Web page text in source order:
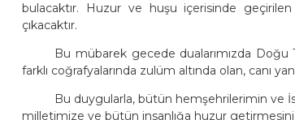
bulacaktır. Huzur ve huşu içerisinde
çıkacaktır.
Bu mübarek gecede dualarımızda Doğu
farklı coğrafyalarında zulüm altında olan, canı
Bu duygularla, bütün hemşehrilerimin ve
milletimize ve bütün insanlığa huzur getirmesini